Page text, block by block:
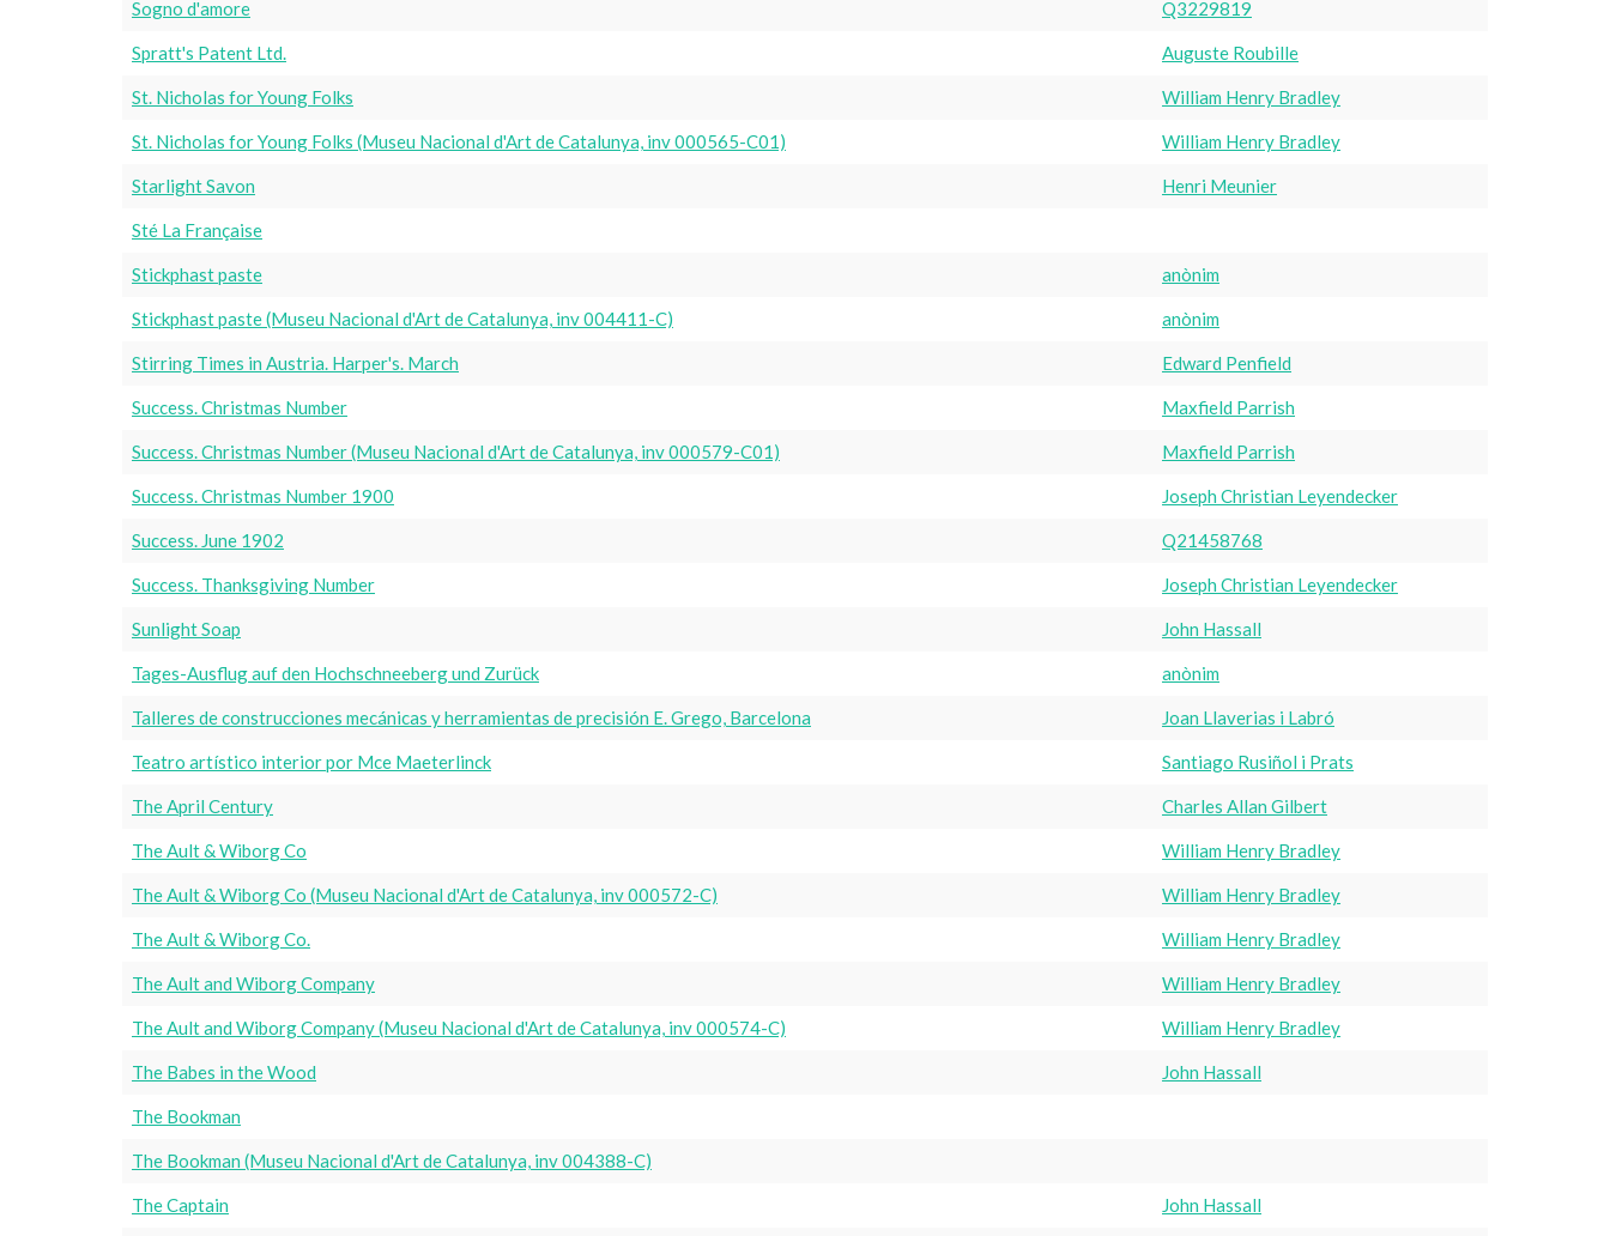
Sogno d'amore Q3229819
Spratt's Patent Ltd. Auguste Roubille
St. Nicholas for Young Folks William Henry Bradley
St. Nicholas for Young Folks (Museu Nacional d'Art de Catalunya, inv 000565-C01) William Henry Bradley
Starlight Savon Henri Meunier
Sté La Française
Stickphast paste anònim
Stickphast paste (Museu Nacional d'Art de Catalunya, inv 004411-C) anònim
Stirring Times in Austria. Harper's. March Edward Penfield
Success. Christmas Number Maxfield Parrish
Success. Christmas Number (Museu Nacional d'Art de Catalunya, inv 000579-C01) Maxfield Parrish
Success. Christmas Number 1900 Joseph Christian Leyendecker
Success. June 1902 Q21458768
Success. Thanksgiving Number Joseph Christian Leyendecker
Sunlight Soap John Hassall
Tages-Ausflug auf den Hochschneeberg und Zurück anònim
Talleres de construcciones mecánicas y herramientas de precisión E. Grego, Barcelona Joan Llaverias i Labró
Teatro artístico interior por Mce Maeterlinck Santiago Rusiñol i Prats
The April Century Charles Allan Gilbert
The Ault & Wiborg Co William Henry Bradley
The Ault & Wiborg Co (Museu Nacional d'Art de Catalunya, inv 000572-C) William Henry Bradley
The Ault & Wiborg Co. William Henry Bradley
The Ault and Wiborg Company William Henry Bradley
The Ault and Wiborg Company (Museu Nacional d'Art de Catalunya, inv 000574-C) William Henry Bradley
The Babes in the Wood John Hassall
The Bookman
The Bookman (Museu Nacional d'Art de Catalunya, inv 004388-C)
The Captain John Hassall